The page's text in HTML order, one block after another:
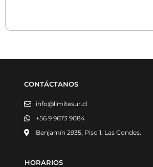
CONTÁCTANOS
info@limitesur.cl
+56 9 9673 9084
Benjamín 2935, Piso 1. Las Condes.
HORARIOS